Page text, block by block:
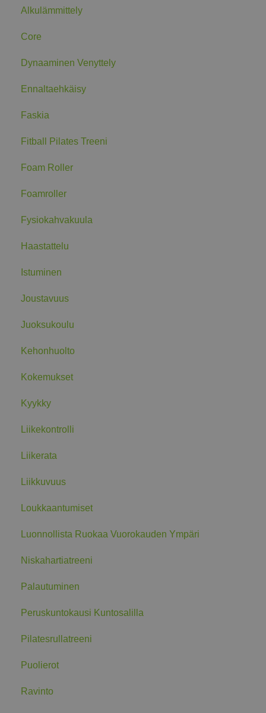
Alkulämmittely
Core
Dynaaminen Venyttely
Ennaltaehkäisy
Faskia
Fitball Pilates Treeni
Foam Roller
Foamroller
Fysiokahvakuula
Haastattelu
Istuminen
Joustavuus
Juoksukoulu
Kehonhuolto
Kokemukset
Kyykky
Liikekontrolli
Liikerata
Liikkuvuus
Loukkaantumiset
Luonnollista Ruokaa Vuorokauden Ympäri
Niskahartiatreeni
Palautuminen
Peruskuntokausi Kuntosalilla
Pilatesrullatreeni
Puolierot
Ravinto